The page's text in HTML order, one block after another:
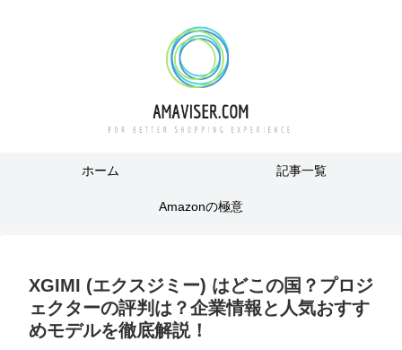
ホーム 記事一覧
Amazonの極意
XGIMI (エクスジミー) はどこの国？プロジ
ェクターの評判は？企業情報と人気おすす
めモデルを徹底解説！